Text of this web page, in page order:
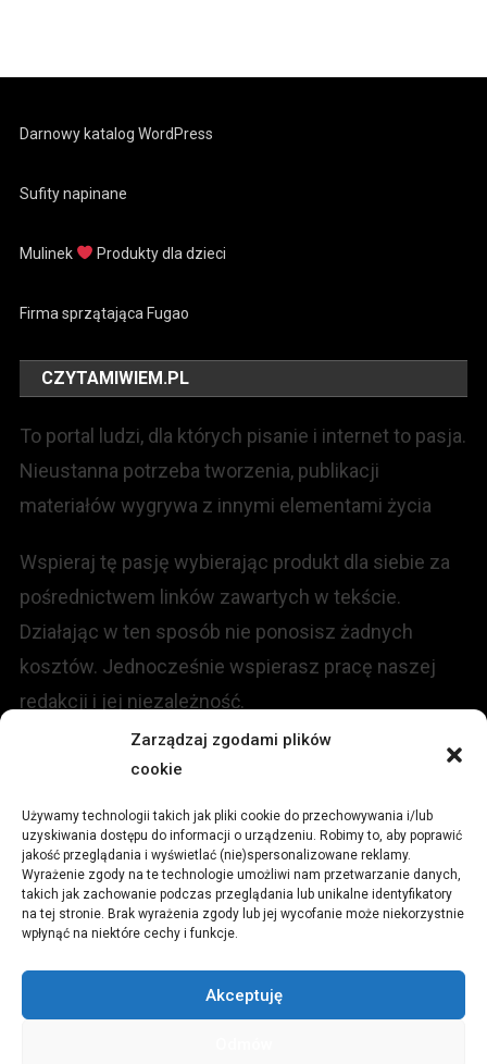
Zarządzaj zgodami plików
cookie
Używamy technologii takich jak pliki cookie do przechowywania i/lub
uzyskiwania dostępu do informacji o urządzeniu. Robimy to, aby poprawić
jakość przeglądania i wyświetlać (nie)spersonalizowane reklamy.
Wyrażenie zgody na te technologie umożliwi nam przetwarzanie danych,
takich jak zachowanie podczas przeglądania lub unikalne identyfikatory
na tej stronie. Brak wyrażenia zgody lub jej wycofanie może niekorzystnie
wpłynąć na niektóre cechy i funkcje.
Akceptuję
Darnowy katalog WordPress
Sufity napinane
Mulinek Produkty dla dzieci
Firma sprzątająca Fugao
CZYTAMIWIEM.PL
To portal ludzi, dla których pisanie i internet to pasja.
Nieustanna potrzeba tworzenia, publikacji
materiałów wygrywa z innymi elementami życia
Wspieraj tę pasję wybierając produkt dla siebie za
pośrednictwem linków zawartych w tekście.
Działając w ten sposób nie ponosisz żadnych
kosztów. Jednocześnie wspierasz pracę naszej
redakcji i jej niezależność.
Redakcja portalu:
ul.Stara 13, 42-600 Tarnowskie Góry
TEL:+48 509 547 822
redakcja@czytamiwiem.pl